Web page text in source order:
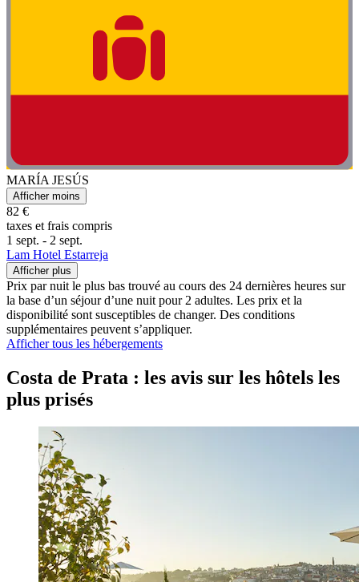
MARÍA JESÚS
Afficher moins
82 €
taxes et frais compris
1 sept. - 2 sept.
Lam Hotel Estarreja
Afficher plus
Prix par nuit le plus bas trouvé au cours des 24 dernières heures sur
la base d’un séjour d’une nuit pour 2 adultes. Les prix et la
disponibilité sont susceptibles de changer. Des conditions
supplémentaires peuvent s’appliquer.
Afficher tous les hébergements
Costa de Prata : les avis sur les hôtels les
plus prisés